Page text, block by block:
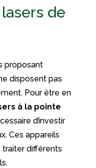
de
proposant
disposent pas
Pour être en
à la pointe
d’investir
Ces appareils
différents